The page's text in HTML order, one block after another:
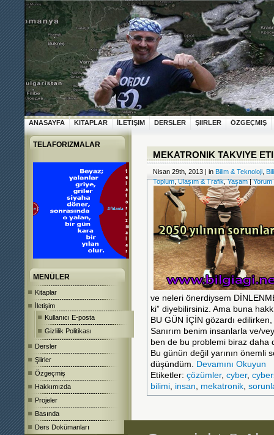
ANASAYFA KITAPLAR İLETIŞIM DERSLER ŞIIRLER ÖZGEÇMIŞ
TELAFORIZMALAR
MENÜLER
Kitaplar
İletişim
Kullanıcı E-posta
Gizlilik Politikası
Dersler
Şiirler
Özgeçmiş
Hakkımızda
Projeler
Basında
Ders Dokümanları
MEKATRONIK TAKVIYE
Nisan 29th, 2013 | in Bilim & Teknoloji
Toplum,Ulaşım & Trafik,Yaşam|Yorum
ve neleri önerdiysem
ki” diyebilirsiniz. Ama buna
BU GÜN İÇİN gözardı
Sanırım benim insanlarla ve/
ben de bu problemi biraz daha
Bu günün değil yarının önemli
düşündüm. Devamını Okuyun
Etiketler: çözümler, cyber,
bilimi, insan, mekatronik,